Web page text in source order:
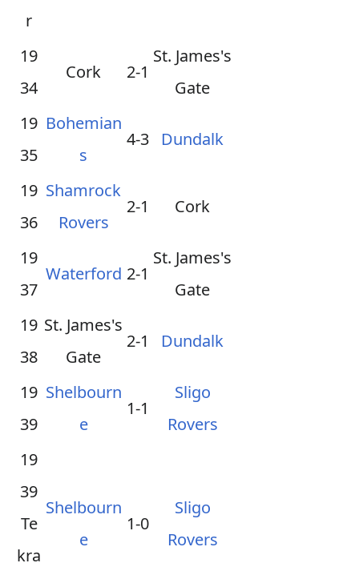
r
19
34
Cork 2-1
St. James's
Gate
19
35
Bohemian
s
4-3 Dundalk
19
36
Shamrock
Rovers
2-1 Cork
19
37
Waterford 2-1
St. James's
Gate
19
38
St. James's
Gate
2-1 Dundalk
19
39
Shelbourn
e
1-1
Sligo
Rovers
19
39
Te
kra
Shelbourn
e
1-0
Sligo
Rovers